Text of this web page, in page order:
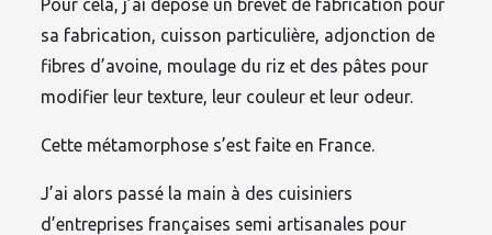
Pour cela, j’ai déposé un brevet de fabrication pour
sa fabrication, cuisson particulière, adjonction de
fibres d’avoine, moulage du riz et des pâtes pour
modifier leur texture, leur couleur et leur odeur.
Cette métamorphose s’est faite en France.
J’ai alors passé la main à des cuisiniers
d’entreprises françaises semi artisanales pour